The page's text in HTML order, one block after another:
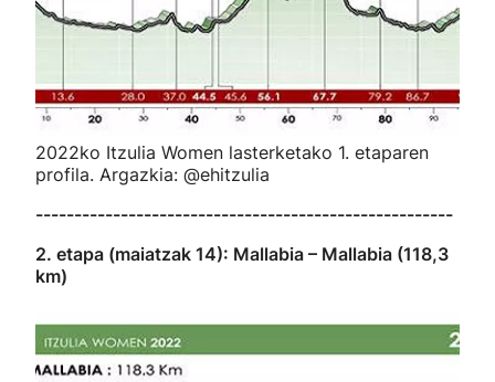
2022ko Itzulia Women lasterketako 1. etaparen
profila. Argazkia: @ehitzulia
------------------------------------------------------
2. etapa (maiatzak 14): Mallabia – Mallabia (118,3
km)